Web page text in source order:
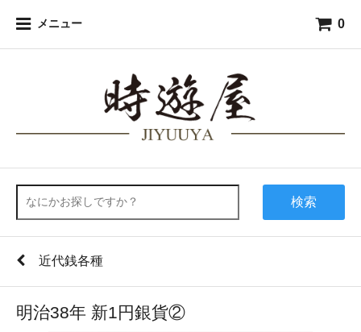
メニュー 0
検索
近代銭各種
明治38年 新1円銀貨②